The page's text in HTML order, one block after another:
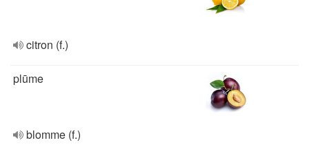
citron (f.)
plūme
blomme (f.)